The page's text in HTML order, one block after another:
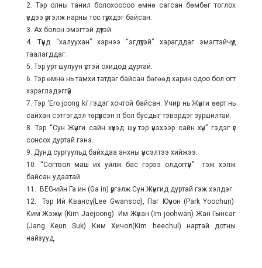
2. Тэр олны танил болохоосоо өмнө сагсан бөмбөг тоглох
үедээ үргэлж нарны тос түрхдэг байсан.
3. Ах болон эмэгтэй дүүтэй.
4. Түүнд “халуухан” хэрнээ “эгдүүтэй” харагддаг эмэгтэйчүүд
таалагддаг.
5. Тэр урт шулуун үстэй охидод дуртай.
6. Тэр өмнө нь тамхи татдаг байсан бөгөөд харин одоо бол огт
хэрэглэдэггүй.
7. Тэр ‘Ero joong ki’ гэдэг хочтой байсан. Учир нь Жүнги өөрт нь
сайхан сэтгэгдэл төрүүлсэн л бол бусдыг тэвэрдэг зуршилтай.
8. Тэр “Сун Жүнги сайн хүүхэд шүү, тэр үнэхээр сайн хүн” гэдэг үг
сонсох дуртай гэнэ.
9. Дунд сургуульд байхдаа анхны үнсэлтээ хийжээ.
10. “Согтвол маш их уйлж бас гэрээ олдоггүй” гэж хэлж
байсан удаатай.
11. BEG-ийн Га ин (Ga in) үргэлж Сун Жүнгид дуртай гэж хэлдэг.
12. Тэр Ий Квансү (Lee Gwansoo), Паг Юүчон (Park Yoochun)
Ким Жэжүн (Kim Jaejoong) Им Жүван (Im joohwan) Жан Гынсаг
(Jang Keun Suk) Ким Хичол(Kim heechul) нартай дотны
найзууд.